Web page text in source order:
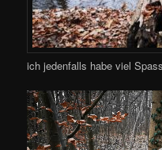
ich jedenfalls habe viel
Video-
Player